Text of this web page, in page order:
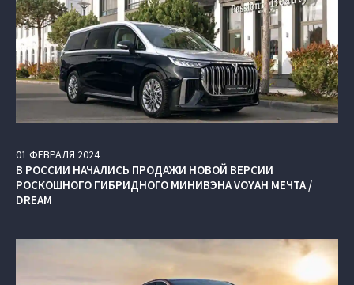
01 ФЕВРАЛЯ 2024
В РОССИИ НАЧАЛИСЬ ПРОДАЖИ НОВОЙ ВЕРСИИ
РОСКОШНОГО ГИБРИДНОГО МИНИВЭНА VOYAH МЕЧТА /
DREAM